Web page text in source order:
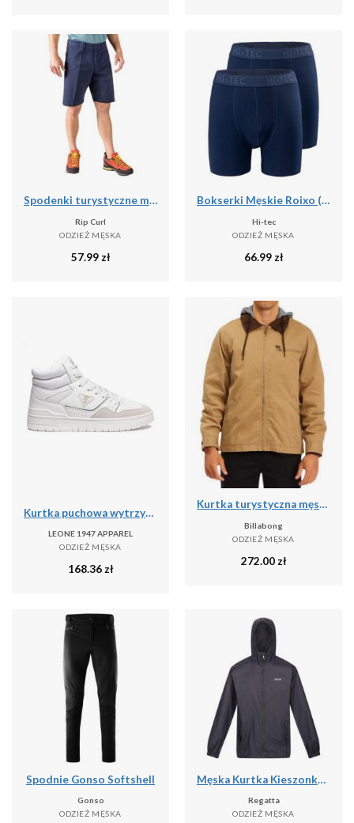
Spodenki turystyczne męskie Rip Curl Travellers Walkshort granatowe CWADD9 28
Rip Curl
ODZIEŻ MĘSKA
57.99 zł
Bokserki Męskie Roixo (zestaw 2 Sztuk)
Hi-tec
ODZIEŻ MĘSKA
66.99 zł
Kurtka puchowa wytrzymały na co dzień na siłownię
LEONE 1947 APPAREL
ODZIEŻ MĘSKA
168.36zł
Kurtka turystyczna męska Billabong Barlow przejściowa
Billabong
ODZIEŻ MĘSKA
272.00 zł
Spodnie Gonso Softshell
Gonso
ODZIEŻ MĘSKA
Męska Kurtka Kieszonkowa + Worek Pack It III
Regatta
ODZIEŻ MĘSKA